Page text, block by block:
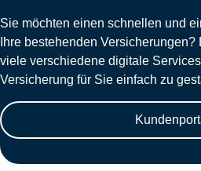
Sie möchten einen schnellen und
Ihre bestehenden
viele verschiedene digitale
Versicherung für Sie einfach zu